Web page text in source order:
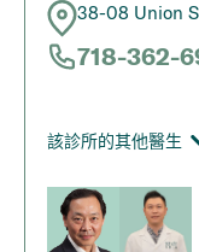
38-08 Union
718-362-
該診所的其他醫生